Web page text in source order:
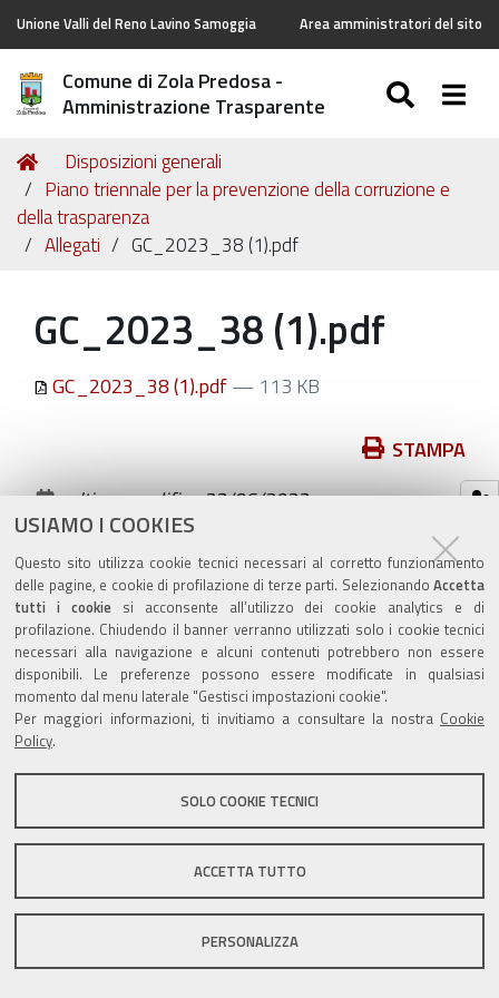
USIAMO I COOKIES
Questo sito utilizza cookie tecnici necessari al corretto funzionamento
delle pagine, e cookie di profilazione di terze parti. Selezionando Accetta
tutti i cookiesi acconsente all’utilizzo dei cookie analytics e di
profilazione. Chiudendo il banner verranno utilizzati solo i cookie tecnici
necessari alla navigazione e alcuni contenuti potrebbero non essere
disponibili. Le preferenze possono essere modificate in qualsiasi
momento dal menu laterale "Gestisci impostazioni cookie".
Per maggiori informazioni, ti invitiamo a consultare la nostra Cookie
Policy.
SOLO COOKIE TECNICI
ACCETTA TUTTO
PERSONALIZZA
Unione Valli del Reno Lavino Samoggia Area amministratori del sito
Comune di Zola Predosa -
Amministrazione Trasparente
Tu
sei
qui:
Home
Disposizioni generali
Piano triennale per la prevenzione della corruzione e
della trasparenza
Allegati
GC_2023_38 (1).pdf
GC_2023_38 (1).pdf
GC_2023_38 (1).pdf— 113 KB
STAMPA
ultima modifica23/06/2023
Valuta questo sito
Sito istituzionale Comune di Zola Predosa
Privacy policy|DPO|Accessibilità